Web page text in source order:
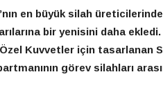
’nın en büyük silah
bir yenisini daha ekledi.
Kuvvetler için tasarlanan
görev silahları